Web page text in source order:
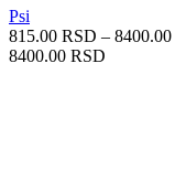
Psi
815.00 RSD – 8400.00
8400.00 RSD